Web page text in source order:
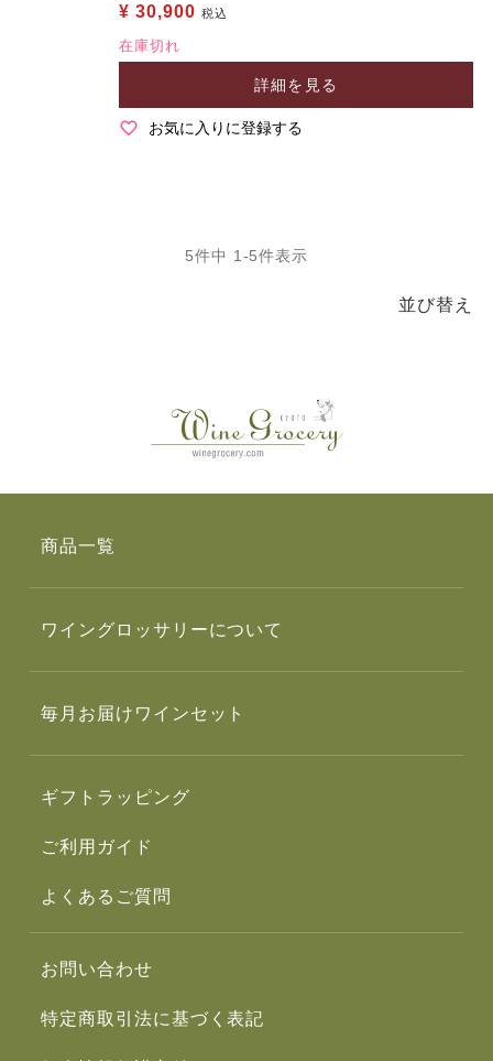
¥ 30,900 税込
在庫切れ
詳細を見る
お気に入りに登録する
並び替え
5件中 1 -5件表示
商品一覧
ワイングロッサリーについて
毎月お届けワインセット
ギフトラッピング
ご利用ガイド
よくあるご質問
お問い合わせ
特定商取引法に基づく表記